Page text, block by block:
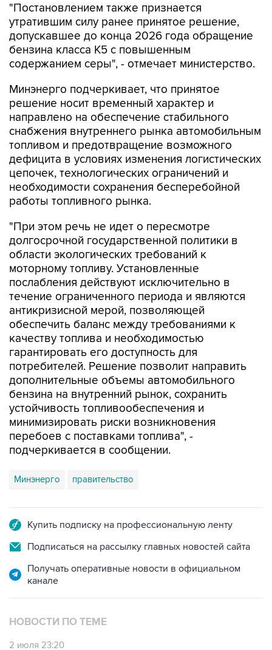
"Постановлением также признается
утратившим силу ранее принятое решение,
допускавшее до конца 2026 года обращение
бензина класса К5 с повышенным
содержанием серы", - отмечает министерство.
Минэнерго подчеркивает, что принятое
решение носит временный характер и
направлено на обеспечение стабильного
снабжения внутреннего рынка автомобильным
топливом и предотвращение возможного
дефицита в условиях изменения логистических
цепочек, технологических ограничений и
необходимости сохранения бесперебойной
работы топливного рынка.
"При этом речь не идет о пересмотре
долгосрочной государственной политики в
области экологических требований к
моторному топливу. Установленные
послабления действуют исключительно в
течение ограниченного периода и являются
антикризисной мерой, позволяющей
обеспечить баланс между требованиями к
качеству топлива и необходимостью
гарантировать его доступность для
потребителей. Решение позволит направить
дополнительные объемы автомобильного
бензина на внутренний рынок, сохранить
устойчивость топливообеспечения и
минимизировать риски возникновения
перебоев с поставками топлива", -
подчеркивается в сообщении.
Минэнерго правительство
Купить подписку на профессиональную ленту
Подписаться на рассылку главных новостей сайта
Получать оперативные новости в официальном
канале
НОВОСТИ ПО ТЕМЕ
2 июля 23:20